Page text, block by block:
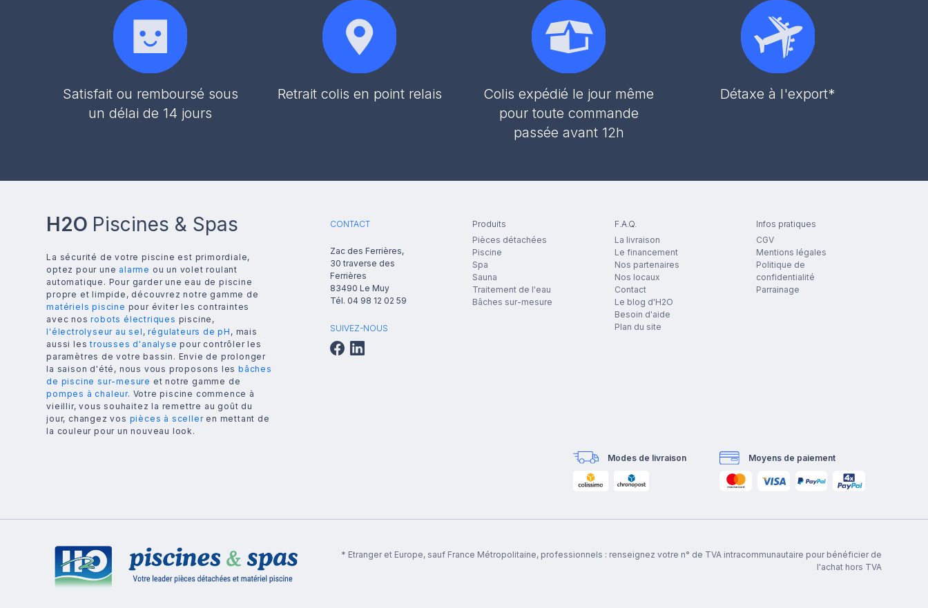
Satisfait ou remboursé sous
un délai de 14 jours
Retrait colis en point relais
Colis expédié le jour même
pour toute commande
passée avant 12h
Détaxe à l'export*
H2O Piscines & Spas
La sécurité de votre piscine est primordiale,
optez pour une alarme ou un volet roulant
automatique. Pour garder une eau de piscine
propre et limpide, découvrez notre gamme de
matériels piscine pour éviter les contraintes
avec nosrobots électriques piscine,
l'électrolyseur au sel ,régulateurs de pH , mais
aussi lestrousses d'analyse pour contrôler les
paramètres de votre bassin. Envie de prolonger
la saison d'été, nous vous proposons les bâches
de piscine sur-mesure et notre gamme de
pompes à chaleur. Votre piscine commence à
vieillir, vous souhaitez la remettre au goût du
jour, changez vos pièces à scelleren mettant de
la couleur pour un nouveau look.
CONTACT
Zac des Ferrières,
30 traverse des
Ferrières
83490 Le Muy
Tél. 04 98 12 02 59
SUIVEZ-NOUS
Produits
Pièces détachées
Piscine
Spa
Sauna
Traitement de l'eau
Bâches sur-mesure
F.A.Q.
La livraison
Le financement
Nos partenaires
Nos locaux
Contact
Le blog d'H2O
Besoin d'aide
Plan du site
Infos pratiques
CGV
Mentions légales
Politique de
confidentialité
Parrainage
Modes de livraison Moyens de paiement
* Etranger et Europe, sauf France Métropolitaine, professionnels : renseignez votre n° de TVA intracommunautaire pour bénéficier de
l'achat hors TVA